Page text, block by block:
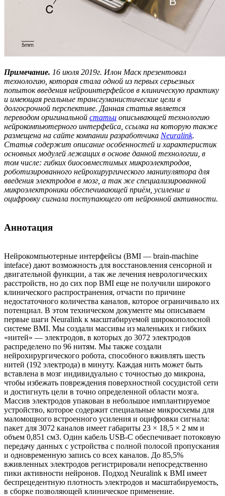
Примечание. 16 июля 2019г. Илон Маск презентовал
технологию, которая стала одной из первых серьезных
попыток введения нейроинтерфейсов в клиническую практику
и имеющая реальные трансгуманистические цели в
долгосрочной перспективе. Данная статья является
переводом оригинальной статьи описывающей технологию
нейрокомпьютерного интерфейса, ссылка на которую также
размещена на сайте компании разработчика Neuralink.
Статья содержит описание особенностей и характеристик
основных модулей лежащих в основе данной технологии, в
том числе: гибких биосовместимых микроэлектродов,
роботизированного нейрохирургического манипулятора для
введения электродов в мозг, а так же специализированной
микроэлектроники обеспечивающей приём, усиление и
оцифровку сигнала поступающего от нейронной активности.
Аннотация
Нейрокомпьютерные интерфейсы (BMI — brain-machine
inteface) дают возможность для восстановления сенсорной и
двигательной функции, а так же лечения неврологических
расстройств, но до сих пор BMI еще не получили широкого
клинического распространения, отчасти по причине
недостаточного количества каналов, которое ограничивало их
потенциал. В этом техническом документе мы описываем
первые шаги Neuralink к масштабируемой широкополосной
системе BMI. Мы создали массивы из маленьких и гибких
«нитей» — электродов, в которых до 3072 электродов
распределено по 96 нитям. Мы также создали
нейрохирургического робота, способного вживлять шесть
нитей (192 электрода) в минуту. Каждая нить может быть
вставлена в мозг индивидуально с точностью до микрона,
чтобы избежать повреждения поверхностной сосудистой сети
и достигнуть цели в точно определенной области мозга.
Массив электродов упакован в небольшое имплантируемое
устройство, которое содержит специальные микросхемы для
маломощного встроенного усиления и оцифровки сигнала:
пакет для 3072 каналов имеет габариты 23 × 18,5 × 2 мм и
объем 0,851 см3. Один кабель USB-C обеспечивает потоковую
передачу данных с устройства с полной полосой пропускания
и одновременную запись со всех каналов. До 85,5%
вживленных электродов регистрировали непосредственно
пики активности нейронов. Подход Neuralink к BMI имеет
беспрецедентную плотность электродов и масштабируемость,
в сборке позволяющей клиническое применение.